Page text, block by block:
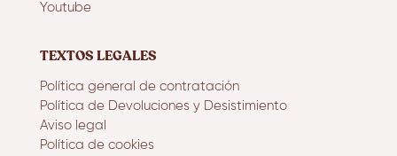
Youtube
TEXTOS LEGALES
Política general de contratación
Política de Devoluciones y Desistimiento
Aviso legal
Política de cookies